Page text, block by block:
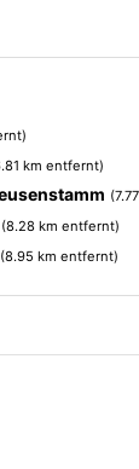
km entfernt)
(8.28 km entfernt)
(8.95 km entfernt)